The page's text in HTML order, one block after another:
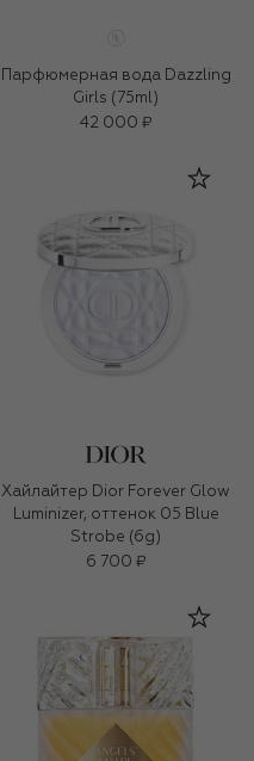
Парфюмерная вода Dazzling
Girls (75ml)
42 000 ₽
Хайлайтер Dior Forever Glow
Luminizer, оттенок 05 Blue
Strobe (6g)
6 700 ₽